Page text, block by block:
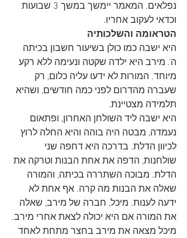
נפלאים. המאמר יימשך במשך 3 שבועות
וכדאי לעקוב אחריו.
הטראומה והשלכותיה
היא ישבה כמו כולן בשיעור חשבון בכיתה
ה'. מירב היא ילדה שקטה ונעימה ללא רקע
מיוחד. המורות לא ידעו עליה כלום, רק
שעברה מהדרום לפני כמה חודשים, ושהיא
תלמידה מצטיינת.
היא ישבה ליד השולחן האחרון, ופתאום
נעמדה, מבטה היה בוהה והיא החלה לרוץ
לכיוון הדלת. בדרכה היא דחפה שני
שולחנות, הדפה את אחת הבנות וטרקה את
הדלת. מבוכה השתררה בכיתה, והמורה
שאלה את הבנות מה קרה. אף אחת לא
ידעה לענות. מיכל, חברה של מירב, שאלה
את המורה אם היא יכולה לצאת אחרי מירב.
מיכל מצאה את מירב בחצר מתחת לאחד